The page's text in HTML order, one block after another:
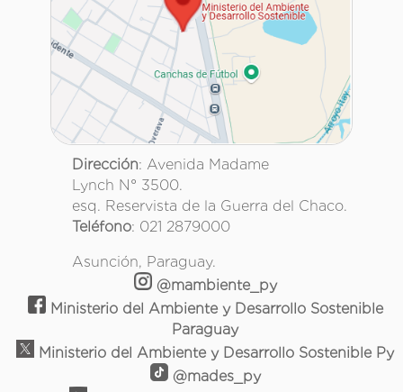
Dirección: Avenida Madame
Lynch N° 3500.
esq. Reservista de la Guerra del Chaco.
Teléfono: 021 2879000
Asunción, Paraguay.
@mambiente_py
Ministerio del Ambiente y Desarrollo Sostenible
Paraguay
Ministerio del Ambiente y Desarrollo Sostenible Py
@mades_py